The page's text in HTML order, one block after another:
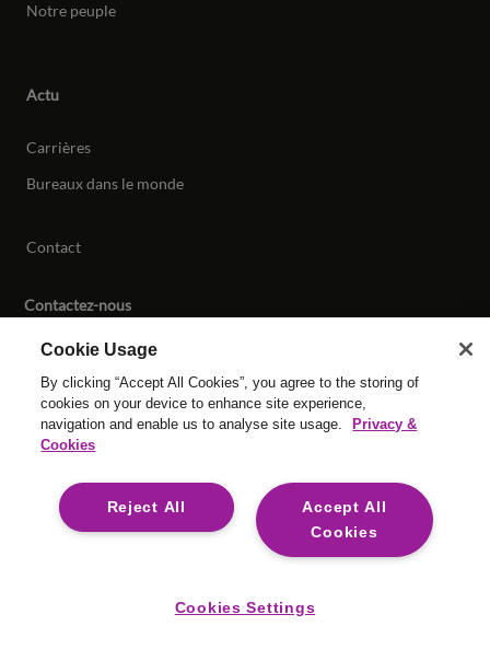
Notre peuple
Actu
Carrières
Bureaux dans le monde
Contact
Contactez-nous
© Tous droits réservés Reed & Mackay 2026 Tous droits
réservés.
Conditions Générales
Esclavage moderne
Mentions Légales
For media opportunities please contact
Safecall, ligne d’alerte pour un signalement sécurisé et
Cookie Usage
By clicking “Accept All Cookies”, you agree to the storing of
cookies on your device to enhance site experience,
navigation and enable us to analyse site usage.
Privacy &
Cookies
Accept All
Cookies
Reject All
Cookies Settings